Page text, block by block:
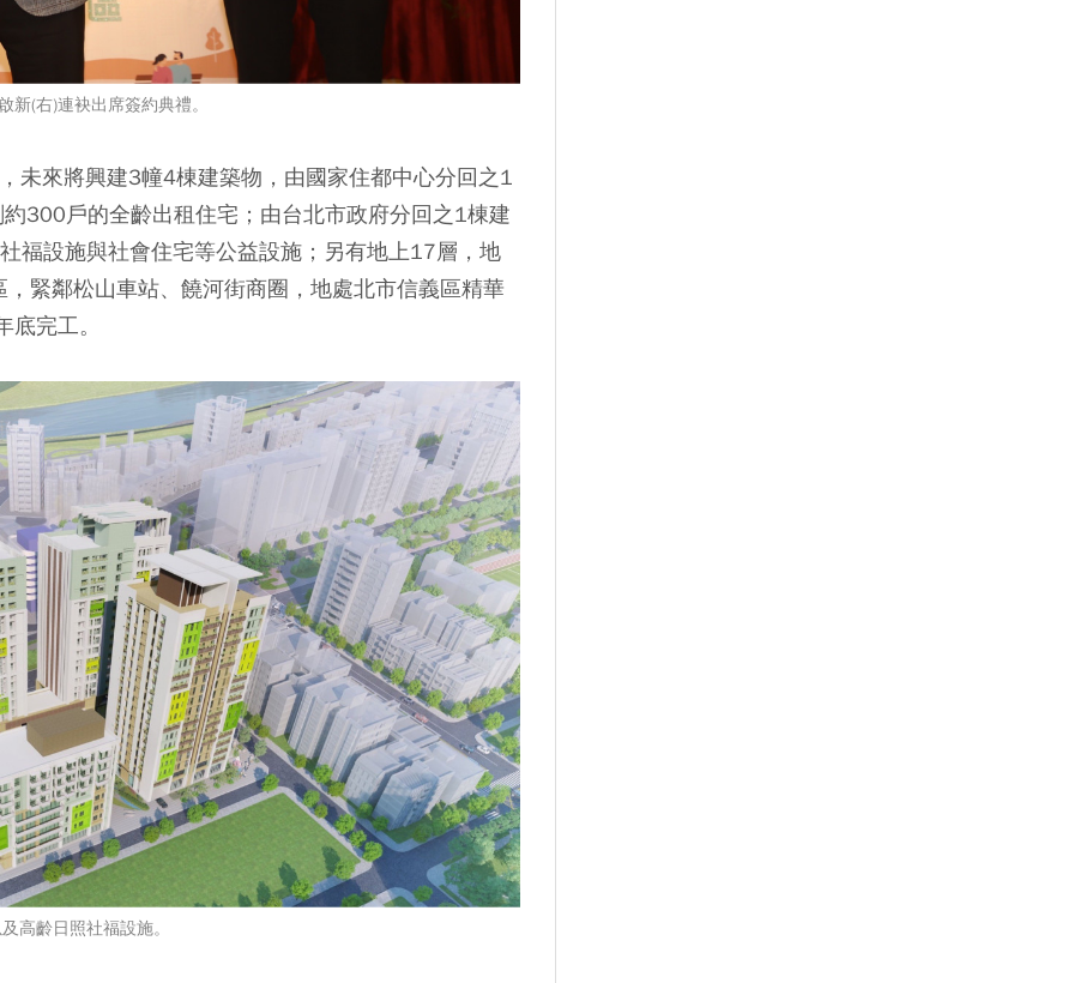
(右)連袂出席簽約典禮。
未來將興建3幢4棟建築物，由國家住都中心分回之1
300戶的全齡出租住宅；由台北市政府分回之1棟建
福設施與社會住宅等公益設施；另有地上17層，地
緊鄰松山車站、饒河街商圈，地處北市信義區精華
完工。
高齡日照社福設施。